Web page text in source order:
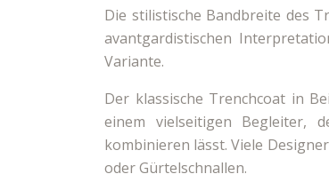
Die stilistische Bandbreite des
avantgardistischen
Variante.
Der klassische Trenchcoat in
einem vielseitigen Begleiter,
kombinieren lässt. Viele
oder Gürtelschnallen.